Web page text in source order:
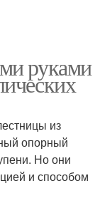
руками
из
опорный
Но они
и способом